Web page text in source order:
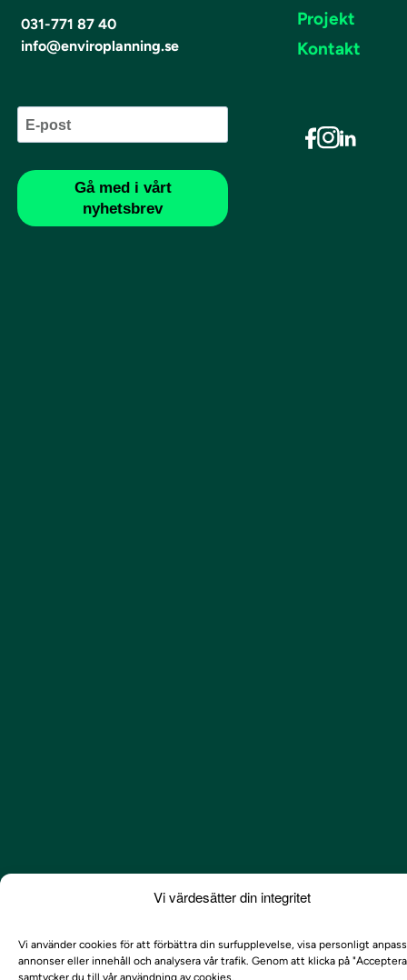
Vi värdesätter din integritet
Vi använder cookies för att förbättra din surfupplevelse, visa personligt
annonser eller innehåll och analysera vår trafik. Genom att klicka på
samtycker du till vår användning av cookies.
031-771 87 40
info@enviroplanning.se
Projekt
Kontakt